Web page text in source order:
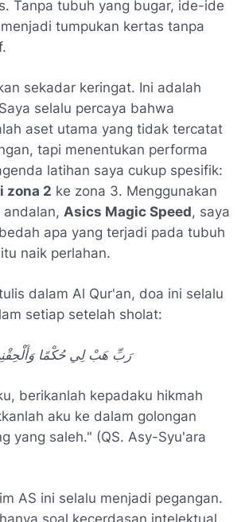
Tanpa tubuh yang bugar, ide-ide
tumpukan kertas tanpa
sekadar keringat. Ini adalah
selalu percaya bahwa
aset utama yang tidak tercatat
tapi menentukan performa
latihan saya cukup spesifik:
zona 2 ke zona 3. Menggunakan
andalan, Asics Magic Speed, saya
apa yang terjadi pada tubuh
naik perlahan.
dalam Al Qur'an, doa ini selalu
setiap setelah sholat:
رَبِّ هَبْ لِي حُكْمًا
berikanlah kepadaku hikmah
aku ke dalam golongan
yang saleh." (QS. Asy-Syu'ara
AS ini selalu menjadi pegangan.
soal kecerdasan intelektual,